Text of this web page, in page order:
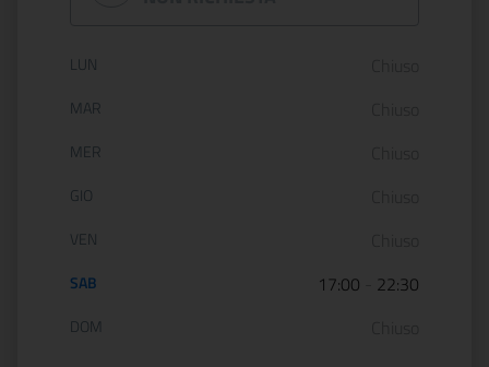
Orario di apertura:
LUN
MAR
MER
GIO
VEN
SAB 17:00 22:30
DOM